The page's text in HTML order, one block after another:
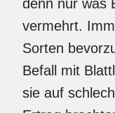
denn nur was
vermehrt.
Sorten
Befall mit
sie auf